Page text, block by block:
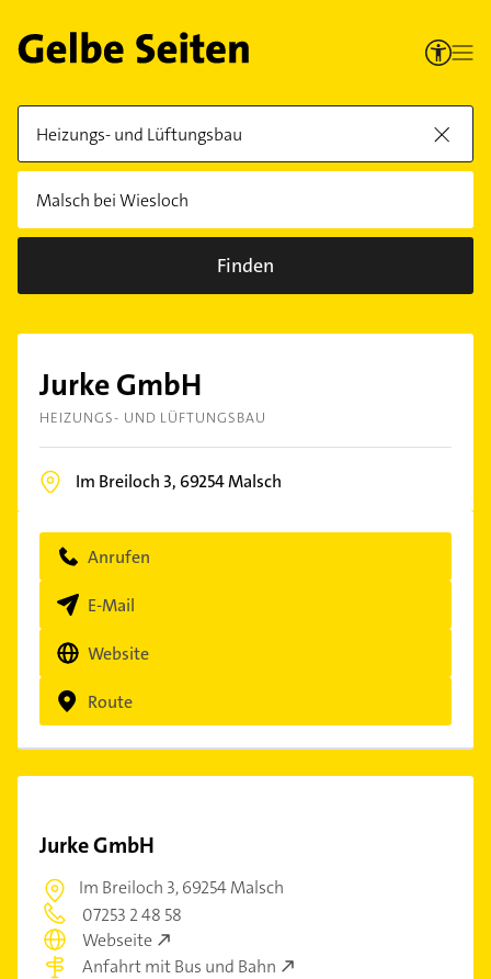
Finden
Jurke GmbH
HEIZUNGS- UND LÜFTUNGSBAU
Im Breiloch 3, 69254Malsch
Anrufen
E-Mail
Website
Route
Jurke GmbH
Im Breiloch 3,69254 Malsch
07253 2 48 58
Webseite
Anfahrt mit Bus und Bahn